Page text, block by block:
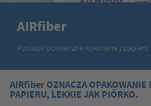
AIRfiber
Poduszki powietrzne wykonane z papieru.
AIRfiber OZNACZA OPAKOWANIE
PAPIERU, LEKKIE JAK PIÓRKO.